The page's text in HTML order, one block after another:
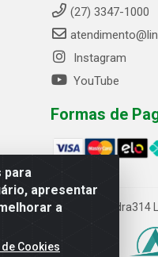
para
apresentar
a
Cookies
(27) 3347-1000
Instagram
YouTube
Formas de
Alegre, 2521 -